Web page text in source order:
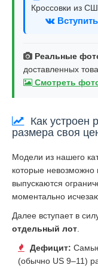
Кроссовки из
Реальные
доставленных
Смотреть
Как устроен
размера своя
Модели из нашего
которые невозможно
выпускаются
моментально
Далее вступает в
отдельный лот
Дефицит:
(обычно US 9–11)